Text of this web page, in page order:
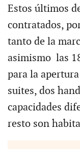
Estos últimos
contratados,
tanto de la
asimismo las
para la
suites, dos
capacidades
resto son